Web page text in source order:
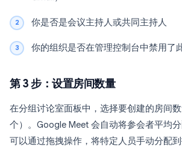
你是否是会议主持人或共同主持人
你的组织是否在管理控制台中禁用了
第 3 步：设置房间数量
在分组讨论室面板中，选择要创建的房间
个）。Google Meet 会自动将参会者平均
可以通过拖拽操作，将特定人员手动分配到